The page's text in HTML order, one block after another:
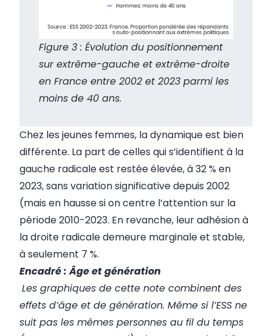
Figure 3 : Évolution du positionnement
sur extrême-gauche et extrême-droite
en France entre 2002 et 2023 parmi les
moins de 40 ans.
Chez les jeunes femmes, la dynamique est bien
différente. La part de celles qui s’identifient à la
gauche radicale est restée élevée, à 32 % en
2023, sans variation significative depuis 2002
(mais en hausse si on centre l’attention sur la
période 2010-2023. En revanche, leur adhésion à
la droite radicale demeure marginale et stable,
à seulement 7 %.
Encadré : Âge et génération
Les graphiques de cette note combinent des
effets d’âge et de génération. Même si l’ESS ne
suit pas les mêmes personnes au fil du temps